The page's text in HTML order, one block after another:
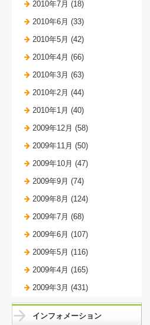
2010年7月 (18)
2010年6月 (33)
2010年5月 (42)
2010年4月 (66)
2010年3月 (63)
2010年2月 (44)
2010年1月 (40)
2009年12月 (58)
2009年11月 (50)
2009年10月 (47)
2009年9月 (74)
2009年8月 (124)
2009年7月 (68)
2009年6月 (107)
2009年5月 (116)
2009年4月 (165)
2009年3月 (431)
インフォメーション